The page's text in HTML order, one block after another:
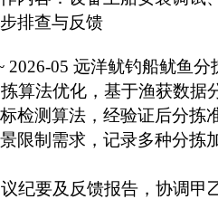
排查与反馈
2026-05 远洋鱿钓船鱿鱼
算法优化，基于渔获数据
检测算法，经验证后分拣
限制需求，记录多种分拣
纪要及反馈报告，协调甲